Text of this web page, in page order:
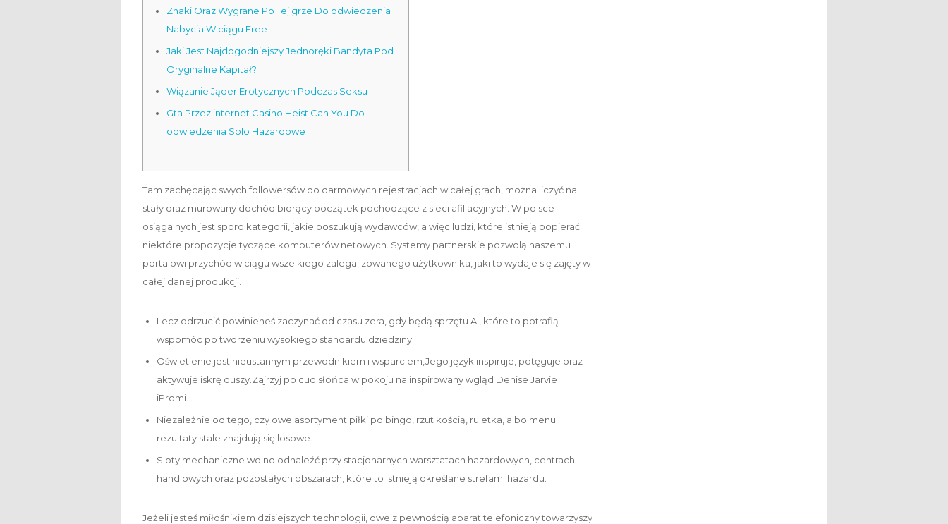
Znaki Oraz Wygrane Po Tej grze Do odwiedzenia
Nabycia W ciągu Free
Jaki Jest Najdogodniejszy Jednoręki Bandyta Pod
Oryginalne Kapitał?
Wiązanie Jąder Erotycznych Podczas Seksu
Gta Przez internet Casino Heist Can You Do
odwiedzenia Solo Hazardowe
Tam zachęcając swych followersów do darmowych rejestracjach w całej grach, można liczyć na
stały oraz murowany dochód biorący początek pochodzące z sieci afiliacyjnych. W polsce
osiągalnych jest sporo kategorii, jakie poszukują wydawców, a więc ludzi, które istnieją popierać
niektóre propozycje tyczące komputerów netowych. Systemy partnerskie pozwolą naszemu
portalowi przychód w ciągu wszelkiego zalegalizowanego użytkownika, jaki to wydaje się zajęty w
całej danej produkcji.
Lecz odrzucić powinieneś zaczynać od czasu zera, gdy będą sprzętu AI, które to potrafią
wspomóc po tworzeniu wysokiego standardu dziedziny.
Oświetlenie jest nieustannym przewodnikiem i wsparciem,Jego język inspiruje, potęguje oraz
aktywuje iskrę duszy.Zajrzyj po cud słońca w pokoju na inspirowany wgląd Denise Jarvie
iPromi…
Niezależnie od tego, czy owe asortyment piłki po bingo, rzut kością, ruletka, albo menu
rezultaty stale znajdują się losowe.
Sloty mechaniczne wolno odnaleźć przy stacjonarnych warsztatach hazardowych, centrach
handlowych oraz pozostałych obszarach, które to istnieją określane strefami hazardu.
Jeżeli jesteś miłośnikiem dzisiejszych technologii, owe z pewnością aparat telefoniczny towarzyszy